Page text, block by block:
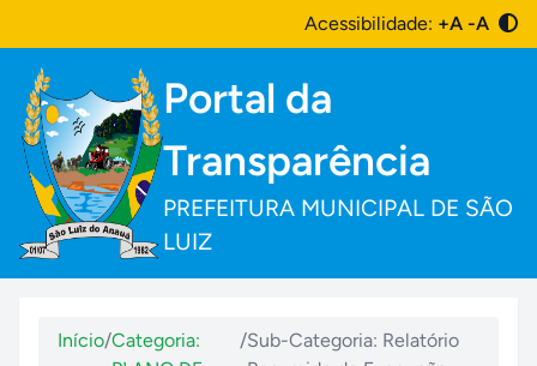
Acessibilidade: +A -A
Portal da
Transparência
PREFEITURA MUNICIPAL DE SÃO
LUIZ
Início/Categoria:
/Sub-Categoria: Relatório